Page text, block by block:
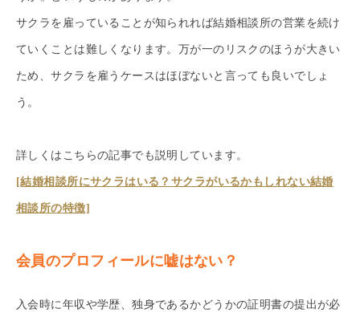
サクラを雇っていることが知られれば結婚相談所の営業を続け
ていくことは難しくなります。万が一のリスクのほうが大きい
ため、サクラを雇うケースはほぼないと言っても良いでしょ
う。
詳しくはこちらの記事でも説明しています。
[結婚相談所にサクラはいる？サクラがいるかもしれない結婚
相談所の特徴]
会員のプロフィールに嘘はない？
入会時に年収や学歴、独身であるかどうかの証明書の提出が必